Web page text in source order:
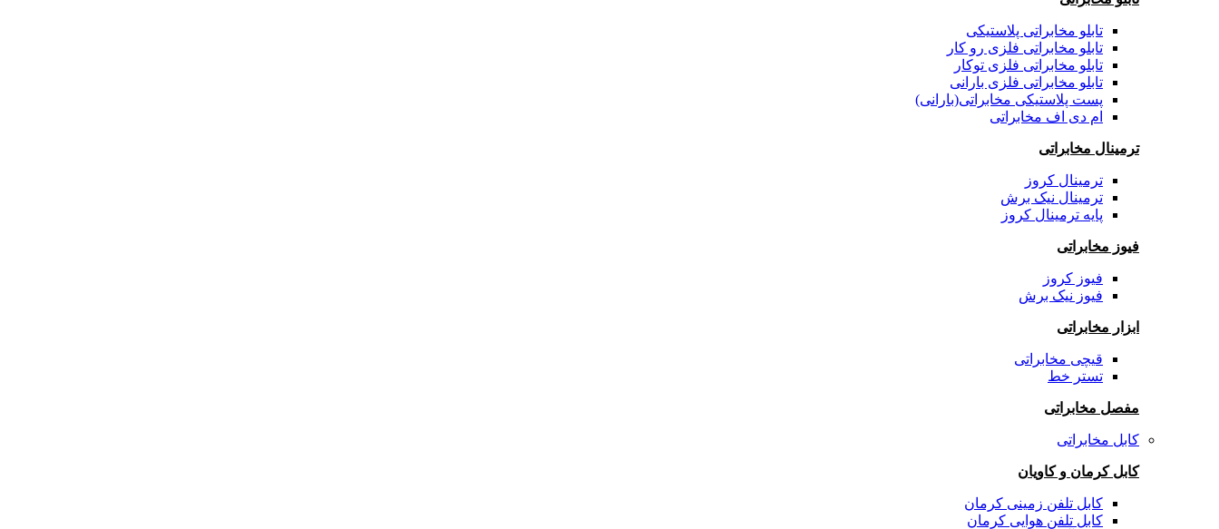
تابلو مخابراتی پلاستیکی
تابلو مخابراتی فلزی رو کار
تابلو مخابراتی فلزی توکار
تابلو مخابراتی فلزی بارانی
پست پلاستیکی مخابراتی(بارانی)
ام دی اف مخابراتی
ترمینال مخابراتی
ترمینال کروز
ترمینال نیک برش
پایه ترمینال کروز
فیوز مخابراتی
فیوز کروز
فیوز نیک برش
ابزار مخابراتی
قیچی مخابراتی
تستر خط
مفصل مخابراتی
کابل مخابراتی
کابل کرمان و کاویان
کابل تلفن زمینی کرمان
کابل تلفن هوایی کرمان